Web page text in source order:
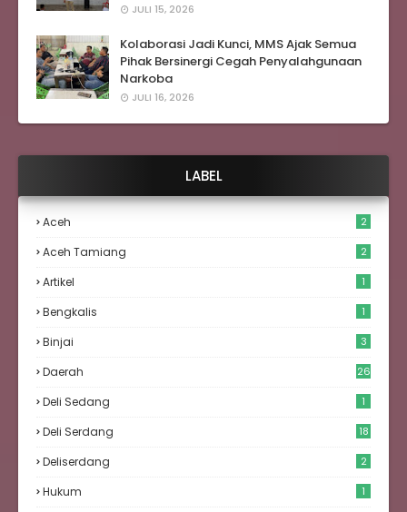
JULI 15, 2026
Kolaborasi Jadi Kunci, MMS Ajak Semua
Pihak Bersinergi Cegah Penyalahgunaan
Narkoba
JULI 16, 2026
LABEL
Aceh 2
Aceh Tamiang 2
Artikel 1
Bengkalis 1
Binjai 3
Daerah 26
Deli Sedang 1
Deli Serdang 18
Deliserdang 2
Hukum 1